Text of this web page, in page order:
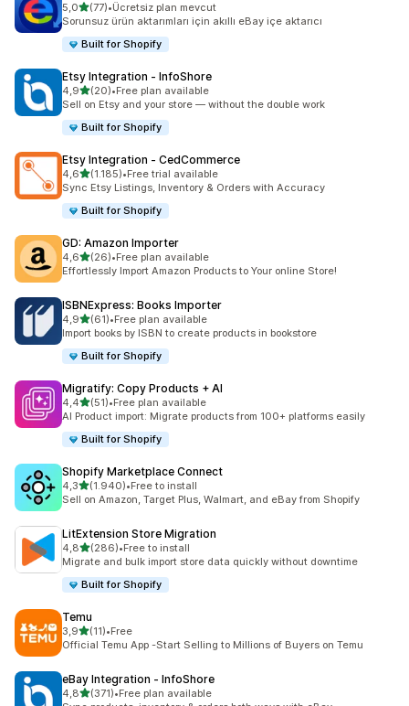
5,05 yıldız üzerinden
(77)
toplam 77 değerlendirme
•Ücretsiz plan mevcut
Sorunsuz ürün aktarımları için akıllı eBay içe aktarıcı
Built for Shopify
Etsy Integration ‑ InfoShore
4,95 yıldız üzerinden
(20)
toplam 20 değerlendirme
•Free plan available
Sell on Etsy and your store — without the double work
Built for Shopify
Etsy Integration ‑ CedCommerce
4,65 yıldız üzerinden
(1.185)
toplam 1185 değerlendirme
•Free trial available
Sync Etsy Listings, Inventory & Orders with Accuracy
Built for Shopify
GD: Amazon Importer
4,65 yıldız üzerinden
(26)
toplam 26 değerlendirme
•Free plan available
Effortlessly Import Amazon Products to Your online Store!
ISBNExpress: Books Importer
4,95 yıldız üzerinden
(61)
toplam 61 değerlendirme
•Free plan available
Import books by ISBN to create products in bookstore
Built for Shopify
Migratify: Copy Products + AI
4,45 yıldız üzerinden
(51)
toplam 51 değerlendirme
•Free plan available
AI Product import: Migrate products from 100+ platforms easily
Built for Shopify
Shopify Marketplace Connect
4,35 yıldız üzerinden
(1.940)
toplam 1940 değerlendirme
•Free to install
Sell on Amazon, Target Plus, Walmart, and eBay from Shopify
LitExtension Store Migration
4,85 yıldız üzerinden
(286)
toplam 286 değerlendirme
•Free to install
Migrate and bulk import store data quickly without downtime
Built for Shopify
Temu
3,95 yıldız üzerinden
(11)
toplam 11 değerlendirme
•Free
Official Temu App -Start Selling to Millions of Buyers on Temu
eBay Integration ‑ InfoShore
4,85 yıldız üzerinden
(371)
toplam 371 değerlendirme
•Free plan available